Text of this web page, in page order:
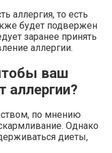
аллергия, то есть
будет подвержен
заранее принять
аллергии.
ваш
аллергии?
по мнению
Однако
диеты,